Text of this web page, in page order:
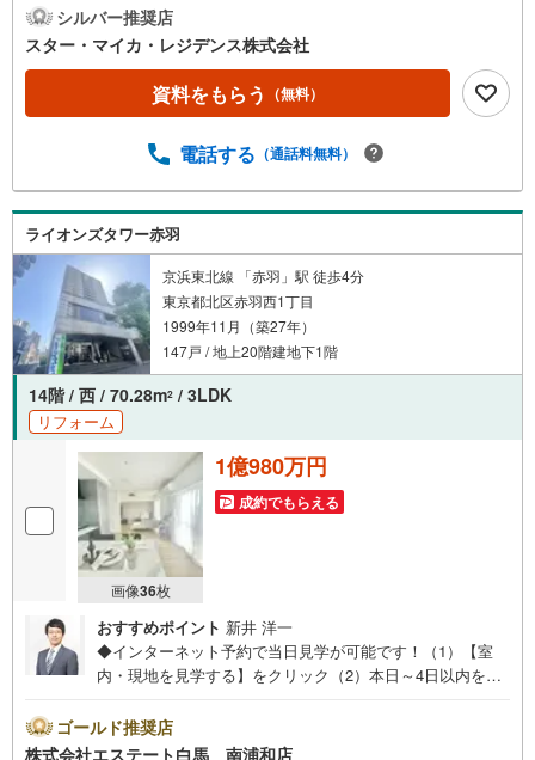
排水設備・水廻りなどのアフターサービス期間を“2年→最
長10年”に延長いたします。詳細はお問い合わせください。
※本特典は、予告なく変更または終了する場合がございま
す。【弊社について】弊社は、スター・マイカ・ホールデ
ィングス（東証プライム上場）のグループ会社です。【営
可能です。人気物件には特に問い合わせが集中するため、
舗----当店で物件を成約するとPayPayボーナスがもらえる
「Yahoo！不動産物件ご成約キャンペーン」の対象になり
ます。
シルバー推奨店
スター・マイカ・レジデンス株式会社
資料をもらう （無料）
電話する （通話料無料）
ライオンズタワー赤羽
京浜東北線 「赤羽」駅 徒歩4分
東京都北区赤羽西1丁目
1999年11月（築27年）
147戸 / 地上20階建地下1階
14階 / 西 / 70.28m2 / 3LDK
リフォーム
画像36枚
1億980万円
成約でもらえる
おすすめポイント 新井 洋一
◆インターネット予約で当日見学が可能です！（1）【室
内・現地を見学する】をクリック（2）本日～4日以内をご
ください。◆10:00～21:00はお電話でのお問い合わせがス
ムーズです。●赤羽駅徒歩4分●14階西向き角部屋●室内リノ
ゴールド推奨店
株式会社エステート白馬 南浦和店